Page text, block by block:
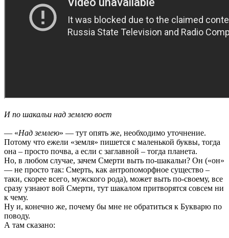
И по шакальи над землею воет
— «Над землею» — тут опять же, необходимо уточнение.
Потому что ежели «земля» пишется с маленькой буквы, тогда
она – просто почва, а если с заглавной – тогда планета.
Но, в любом случае, зачем Смерти выть по-шакальи? Он («он»
— не просто так: Смерть, как антропоморфное существо –
таки, скорее всего, мужского рода), может выть по-своему, все
сразу узнают вой Смерти, тут шакалом притворятся совсем ни
к чему.
Ну и, конечно же, почему бы мне не обратиться к Букварю по
поводу.
А там сказано: